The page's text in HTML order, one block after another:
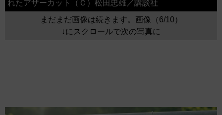
れたアザーカット（Ｃ）松田忠雄／講談社
まだまだ画像は続きます。画像（6/10）
↓にスクロールで次の写真に